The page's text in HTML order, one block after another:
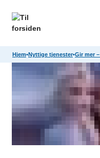
Hjem•Nyttige tjenester•Gir mer